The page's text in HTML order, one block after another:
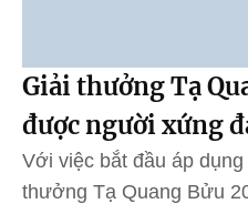
Giải thưởng Tạ
được người xứng
Với việc bắt đầu áp
thưởng Tạ Quang Bửu